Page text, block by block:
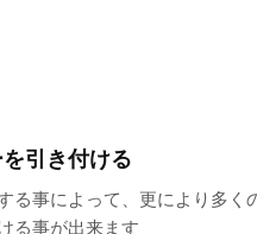
引き付ける
る事によって、更により多く
る事が出来ます